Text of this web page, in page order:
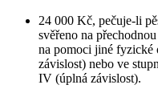
24 000 Kč, pečuje-li
svěřeno na
na pomoci jiné fyzické
závislost) nebo ve
IV (úplná závislost).